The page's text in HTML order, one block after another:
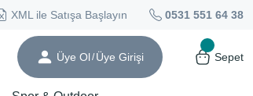
XML ile Satışa Başlayın 0531 551 64 38
Üye Ol/ Üye Girişi Sepet